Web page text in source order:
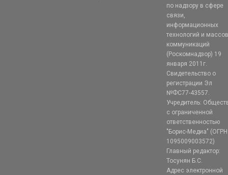
по надзору в сфере
связи,
информационных
технологий и
коммуникаций
(Роскомнадзор) 19
января 2011г.
Свидетельство о
регистрации Эл
№ФС77-43557.
Учредитель:
с ограниченной
ответственностью
"Борис-Медиа" (ОГРН
1095009003572)
Главный редактор:
Тосунян Б.С.
Адрес электронной